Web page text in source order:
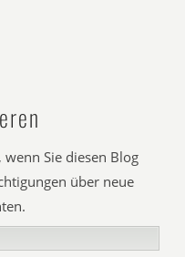
wenn Sie diesen Blog
über neue